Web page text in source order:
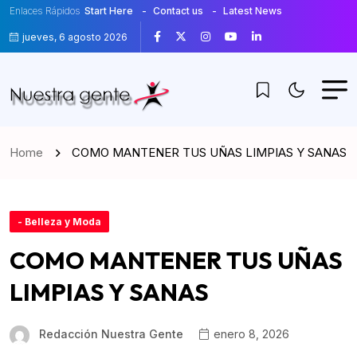
Enlaces Rápidos Start Here Contact us Latest News
jueves, 6 agosto 2026
Home COMO MANTENER TUS UÑAS LIMPIAS Y SANAS
- Belleza y Moda
COMO MANTENER TUS UÑAS
LIMPIAS Y SANAS
Redacción Nuestra Gente
enero 8, 2026